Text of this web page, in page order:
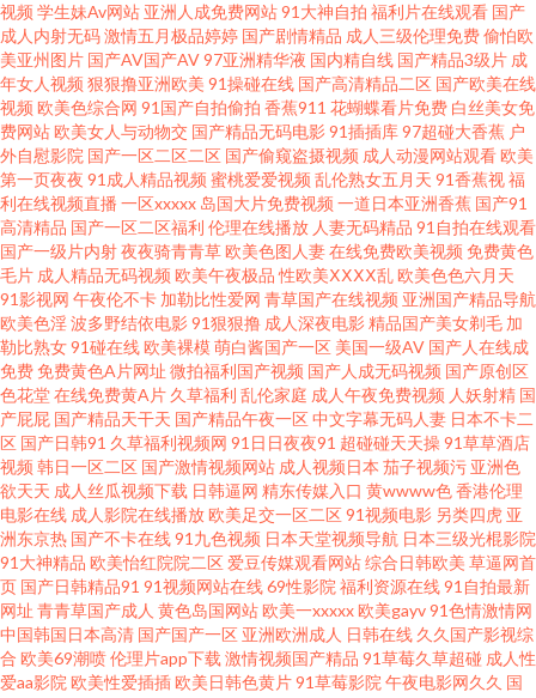
HD女人 91精品高跟玉足 福利社黄色 欧美一级方 微拍福利五区 91性爰视频
韩国AV第一页 日本一本道影院 俺去也色网 另类口性交爱 先锋在线资源 AV影
院 老司机亚洲影院 午夜晚间福利 超碰夜里草 美女青娱乐91 色综合福利导航
91论坛 狼友色五月天 午夜剧场成人18 AV国产网址 97人人色 国产精诚精品
欧美午夜狼人 午夜久草 操素人妻 蜜桃aa视频导航 日韩色图中文字幕 91香蕉
综合操网 国产美女主播自拍 日韩无人区艹 91色狼网站 黑料嫩草人人精品 黑
丝视频 日韩新片王网 91次元网 五月天婷婷小说 偷拍97av 91免费网站观看 国
产偷自拍 国产三极片 麻豆avtt99 无码欧美另类 91视频91 国产精品久草不停
日韩蜜臀91 91熟女网站 福利AV片 狼友TV 无码人妻装修 97影院亚洲 国产久
草要 青青操逼网 亚洲第五页色图 av性影 国产欧美日韩综合 青娱乐大鸡吧av
91视频在线播 日韩色图资源 91网站网址大全 黄色网址666 影音先锋三级片
视频 学生妹Av网站 亚洲人成免费网站91大神自拍 福利片在线观看 国产
成人内射无码激情五月极品婷婷 国产剧情精品 成人三级伦理免费偷怕欧
美亚州图片 国产AV国产AV97亚洲精华液 国内精自线 国产精品3级片 成
年女人视频 狠狠撸亚洲欧美 91操碰在线 国产高清精品二区 国产欧美在线
视频 欧美色综合网 91国产自拍偷拍 香蕉911 花蝴蝶看片免费 白丝美女免
费网站欧美女人与动物交 国产精品无码电影91插插库97超碰大香蕉 户
外自慰影院 国产一区二区二区 国产偷窥盗摄视频 成人动漫网站观看欧美
第一页夜夜 91成人精品视频 蜜桃爱爱视频 乱伦熟女五月天 91香蕉视福
利在线视频直播 一区xxxxx 岛国大片免费视频 一道日本亚洲香蕉 国产91
高清精品 国产一区二区福利 伦理在线播放 人妻无码精品 91自拍在线观看
国产一级片内射夜夜骑青青草欧美色图人妻在线免费欧美视频 免费黄色
毛片 成人精品无码视频 欧美午夜极品 性欧美ⅩⅩⅩⅩ乱欧美色色六月天
91影视网 午夜伦不卡 加勒比性爱网 青草国产在线视频 亚洲国产精品导航
欧美色淫波多野结依电影91狠狠撸 成人深夜电影精品国产美女剃毛 加
勒比熟女91碰在线欧美裸模萌白酱国产一区 美国一级AV 国产人在线成
免费免费黄色A片网址 微拍福利国产视频 国产人成无码视频 国产原创区
色花堂在线免费黄A片 久草福利 乱伦家庭 成人午夜免费视频 人妖射精 国
产屁屁 国产精品天干天 国产精品午夜一区中文字幕无码人妻 日本不卡二
区 国产日韩91 久草福利视频网 91日日夜夜91 超碰碰天天操91草草酒店
视频 韩日一区二区 国产激情视频网站 成人视频日本 茄子视频污 亚洲色
欲天天 成人丝瓜视频下载 日韩逼网 精东传媒入口 黄wwww色香港伦理
电影在线 成人影院在线播放欧美足交一区二区91视频电影 另类四虎 亚
洲东京热 国产不卡在线91九色视频 日本天堂视频导航 日本三级光棍影院
91大神精品 欧美怡红院院二区 爱豆传媒观看网站综合日韩欧美 草逼网首
页 国产日韩精品91 91视频网站在线69性影院 福利资源在线91自拍最新
网址 青青草国产成人 黄色岛国网站欧美一xxxxx欧美gayv91色情激情网
中国韩国日本高清 国产国产一区 亚洲欧洲成人 日韩在线 久久国产影视综
合 欧美69潮喷伦理片app下载 激情视频国产精品 91草莓久草超碰 成人性
爱aa影院 欧美性爱插插欧美日韩色黄片91草莓影院 午夜电影网久久 国